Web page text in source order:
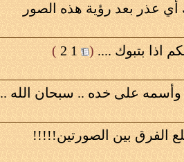
أي عذر بعد رؤية هذه الصور
اذا بتبوك .... (
1
2
)
على خده .. سبحان الله ..
الفرق بين الصورتين!!!!!